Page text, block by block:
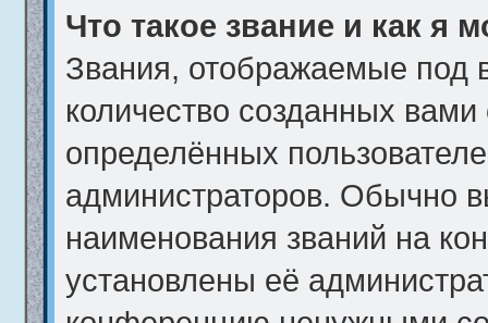
Что такое звание и как я
Звания, отображаемые
количество созданных
определённых
администраторов. Обычно
наименования званий на
установлены её